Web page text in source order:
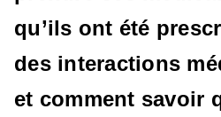
qu’ils ont été
des interactions
et comment savoir